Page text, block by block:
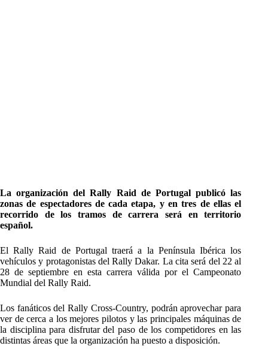
La organización del Rally Raid de Portugal publicó las
zonas de espectadores de cada etapa, y en tres de ellas el
recorrido de los tramos de carrera será en territorio
español.
El Rally Raid de Portugal traerá a la Península Ibérica los
vehículos y protagonistas del Rally Dakar. La cita será del 22 al
28 de septiembre en esta carrera válida por el Campeonato
Mundial del Rally Raid.
Los fanáticos del Rally Cross-Country, podrán aprovechar para
ver de cerca a los mejores pilotos y las principales máquinas de
la disciplina para disfrutar del paso de los competidores en las
distintas áreas que la organización ha puesto a disposición.